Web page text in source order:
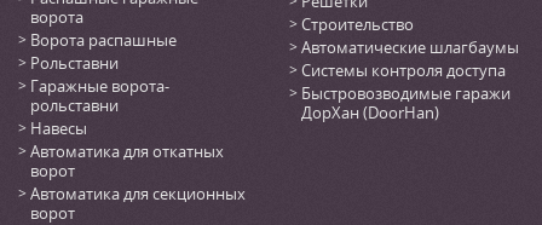
ворота
Ворота распашные
Рольставни
Гаражные ворота-
рольставни
Навесы
Автоматика для откатных
ворот
Автоматика для секционных
ворот
Строительство
Автоматические шлагбаумы
Системы контроля доступа
Быстровозводимые гаражи
ДорХан (DoorHan)